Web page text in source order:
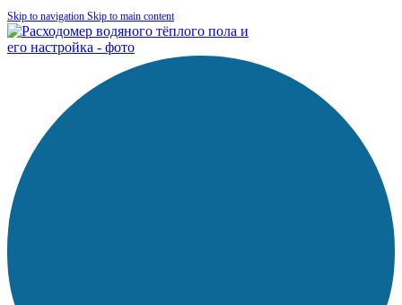
Skip to navigation Skip to main content